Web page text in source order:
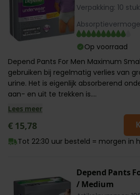
Verpakking: 10
Op voorraad
Depend Pants For Men Maximum
gebruiken bij regelmatig verlies van
urine. Het is eigenlijk absorberend
aan- en uit te trekken is....
Lees meer
€ 15,78
Tot 22:30 uur besteld = morgen in
Depend Pants
/ Medium